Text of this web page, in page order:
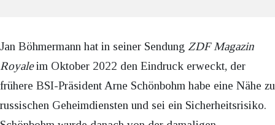
Jan Böhmermann hat in seiner Sendung ZDF Magazin
Royaleim Oktober 2022 den Eindruck erweckt, der
frühere BSI-Präsident Arne Schönbohm habe eine Nähe zu
russischen Geheimdiensten und sei ein Sicherheitsrisiko.